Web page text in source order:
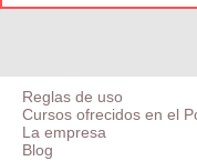
Reglas de uso
Cursos ofrecidos en el
La empresa
Blog